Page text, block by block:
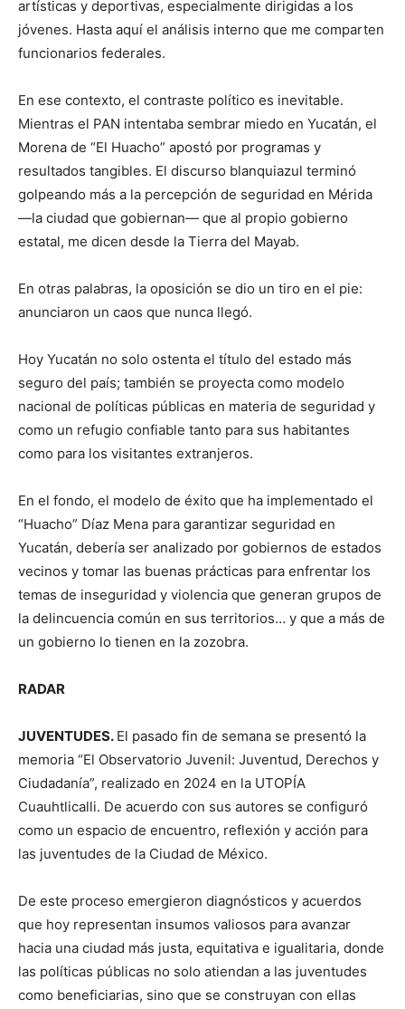
artísticas y deportivas, especialmente dirigidas a los
jóvenes. Hasta aquí el análisis interno que me comparten
funcionarios federales.
En ese contexto, el contraste político es inevitable.
Mientras el PAN intentaba sembrar miedo en Yucatán, el
Morena de “El Huacho” apostó por programas y
resultados tangibles. El discurso blanquiazul terminó
golpeando más a la percepción de seguridad en Mérida
—la ciudad que gobiernan— que al propio gobierno
estatal, me dicen desde la Tierra del Mayab.
En otras palabras, la oposición se dio un tiro en el pie:
anunciaron un caos que nunca llegó.
Hoy Yucatán no solo ostenta el título del estado más
seguro del país; también se proyecta como modelo
nacional de políticas públicas en materia de seguridad y
como un refugio confiable tanto para sus habitantes
como para los visitantes extranjeros.
En el fondo, el modelo de éxito que ha implementado el
“Huacho” Díaz Mena para garantizar seguridad en
Yucatán, debería ser analizado por gobiernos de estados
vecinos y tomar las buenas prácticas para enfrentar los
temas de inseguridad y violencia que generan grupos de
la delincuencia común en sus territorios… y que a más de
un gobierno lo tienen en la zozobra.
RADAR
JUVENTUDES. El pasado fin de semana se presentó la
memoria “El Observatorio Juvenil: Juventud, Derechos y
Ciudadanía”, realizado en 2024 en la UTOPÍA
Cuauhtlicalli. De acuerdo con sus autores se configuró
como un espacio de encuentro, reflexión y acción para
las juventudes de la Ciudad de México.
De este proceso emergieron diagnósticos y acuerdos
que hoy representan insumos valiosos para avanzar
hacia una ciudad más justa, equitativa e igualitaria, donde
las políticas públicas no solo atiendan a las juventudes
como beneficiarias, sino que se construyan con ellas